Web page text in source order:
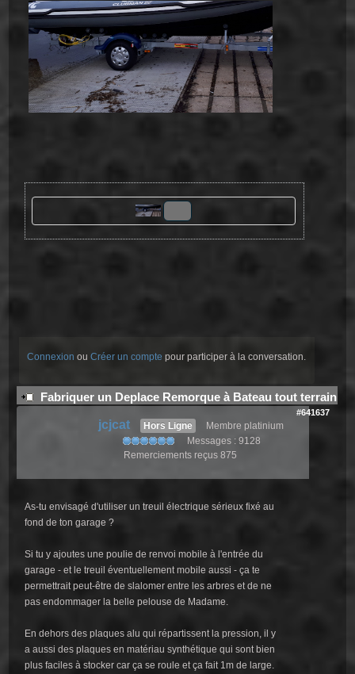
Connexion ouCréer un compte pour participer à la conversation.
Fabriquer un Deplace Remorque à Bateau tout terrain
#641637
jcjcat Hors Ligne
Membre platinium
Messages : 9128
Remerciements reçus 875
As-tu envisagé d'utiliser un treuil électrique sérieux fixé au
fond de ton garage ?
Si tu y ajoutes une poulie de renvoi mobile à l'entrée du
garage - et le treuil éventuellement mobile aussi - ça te
permettrait peut-être de slalomer entre les arbres et de ne
pas endommager la belle pelouse de Madame.
En dehors des plaques alu qui répartissent la pression, il y
a aussi des plaques en matériau synthétique qui sont bien
plus faciles à stocker car ça se roule et ça fait 1m de large.